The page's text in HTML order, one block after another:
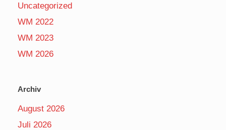
Uncategorized
WM 2022
WM 2023
WM 2026
Archiv
August 2026
Juli 2026